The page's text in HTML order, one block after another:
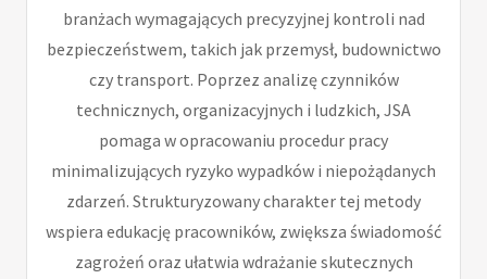
branżach wymagających precyzyjnej kontroli nad
bezpieczeństwem, takich jak przemysł, budownictwo
czy transport. Poprzez analizę czynników
technicznych, organizacyjnych i ludzkich, JSA
pomaga w opracowaniu procedur pracy
minimalizujących ryzyko wypadków i niepożądanych
zdarzeń. Strukturyzowany charakter tej metody
wspiera edukację pracowników, zwiększa świadomość
zagrożeń oraz ułatwia wdrażanie skutecznych